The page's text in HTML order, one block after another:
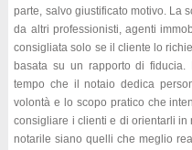
parte, salvo giustificato motivo. La
da altri professionisti, agenti
consigliata solo se il cliente lo
basata su un rapporto di
tempo che il notaio dedica
volontà e lo scopo pratico che
consigliare i clienti e di orientarli in
notarile siano quelli che meglio